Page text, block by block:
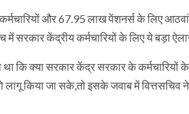
और 67.95 लाख पेंशनर्स के लिए
सरकार केंद्रीय कर्मचारियों के लिए ये बड़ा
था कि क्या सरकार केंद्र सरकार के
किया जा सके,तो इसके जवाब में